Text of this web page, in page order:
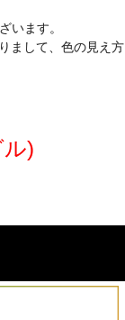
います。
まして、色の見え方
)